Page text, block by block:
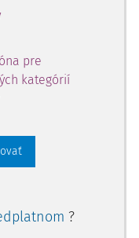
zmluvy o nájme
so spoločným
v družstve, z
manželia spoločne
iba so žalobcom,
pre
kategórií
?